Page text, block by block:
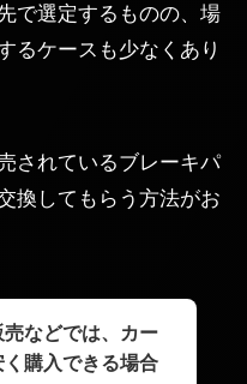
で選定するものの、場
るケースも少なくあり
されているブレーキパ
換してもらう方法がお
などでは、カー
購入できる場合